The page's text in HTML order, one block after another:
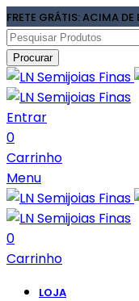
FRETE GRÁTIS: ACIMA
Procurar
Entrar
0
Carrinho
Menu
0
Carrinho
LOJA